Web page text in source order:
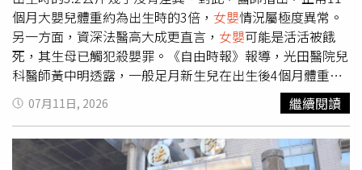
返家。 東方宇逸貴賓室表示，第一線服務不只是回應需
求，更要具備主動觀察與即時應變能力，苗淑娜因多一句關
心、敏銳察覺異狀，才能及時化解危機，也展現宇逸貴賓室
長期培養的服務文化。近年東方宇逸貴賓室除連續兩年榮獲
國際年度機場貴賓室大獎Priority Pass亞太區「強烈推
薦」，更於三年內二度獲得桃園國際機場服務楷模殊榮，展
現第一線服務品質與應變能力。
個月大嬰兒體重約為出生時的3倍， 女嬰情況屬極度異常。
另一方面，資深法醫高大成更直言， 女嬰可能是活活被餓
死，其生母已觸犯殺嬰罪。《自由時報》報導，光田醫院兒
科醫師黃中明透露，一般足月新生兒在出生後4個月體重約
會增加至2倍，1歲時可達出生體重的3倍，11個月大女嬰正
常體重約為8至9.5公斤。然而，該名
死亡時僅3.3公
斤，醫學上屬於極嚴重的生長遲滯，若非罹患特殊先天疾
病，通常與長期照顧不足有關。黃中明坦言，身為兒科醫
07月11日, 2026 繼續閱讀